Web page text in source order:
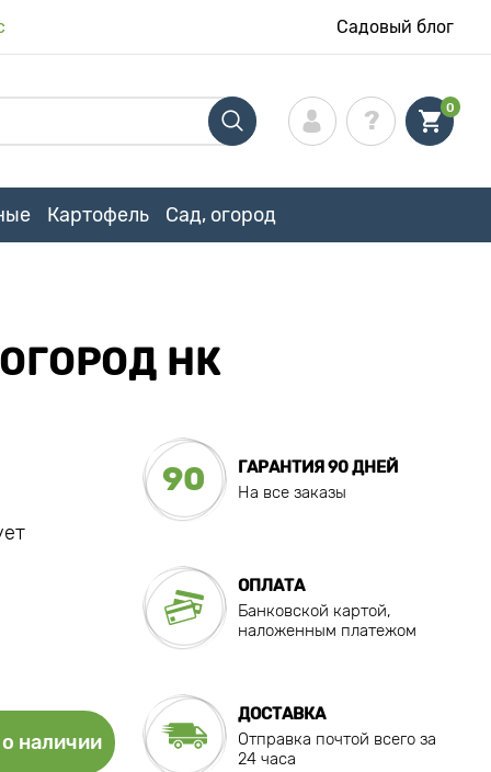
Садовый блог
0
Картофель Сад, огород
НК
наличии
90
ГАРАНТИЯ 90 ДНЕЙ
На все заказы
ОПЛАТА
Банковской картой,
наложенным платежом
ДОСТАВКА
Отправка почтой всего за
24 часа